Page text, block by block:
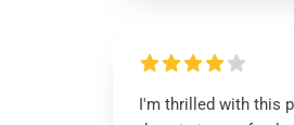
I'm thrilled with this